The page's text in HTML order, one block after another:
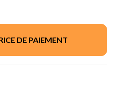
DE PAIEMENT